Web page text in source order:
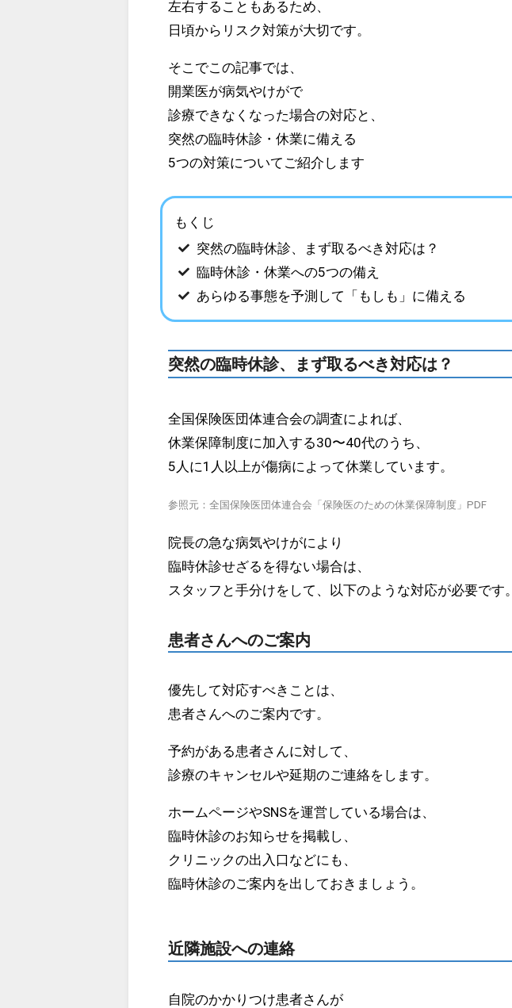
左右することもあるため、
日頃からリスク対策が大切です。
そこでこの記事では、
開業医が病気やけがで
診療できなくなった場合の対応と、
突然の臨時休診・休業に備える
5つの対策についてご紹介します
もくじ
突然の臨時休診、まず取るべき対応は？
臨時休診・休業への5つの備え
あらゆる事態を予測して「もしも」に備える
突然の臨時休診、まず取るべき対応は？
全国保険医団体連合会の調査によれば、
休業保障制度に加入する30〜40代のうち、
5人に1人以上が傷病によって休業しています。
参照元：全国保険医団体連合会「保険医のための休業保障制度」PDF
院長の急な病気やけがにより
臨時休診せざるを得ない場合は、
スタッフと手分けをして、以下のような対応が必要です。
患者さんへのご案内
優先して対応すべきことは、
患者さんへのご案内です。
予約がある患者さんに対して、
診療のキャンセルや延期のご連絡をします。
ホームページやSNSを運営している場合は、
臨時休診のお知らせを掲載し、
クリニックの出入口などにも、
臨時休診のご案内を出しておきましょう。
近隣施設への連絡
自院のかかりつけ患者さんが